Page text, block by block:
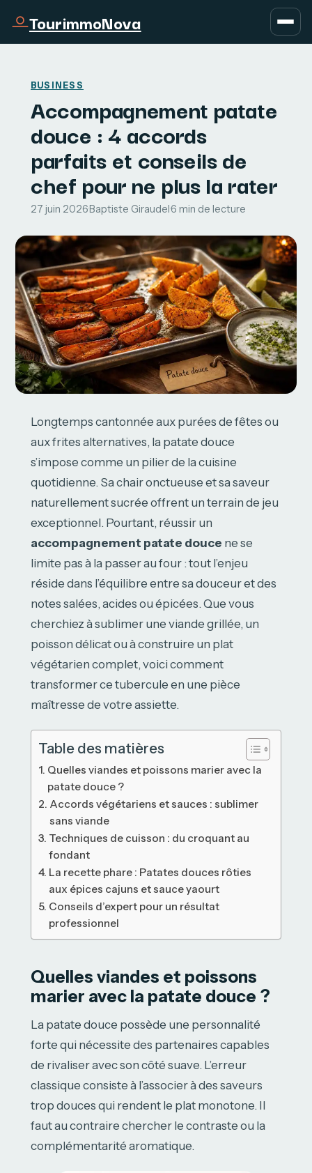
TourimmoNova
BUSINESS
Accompagnement patate
douce : 4 accords
parfaits et conseils de
chef pour ne plus la rater
27 juin 2026·Baptiste Giraudel·6 min de lecture
Longtemps cantonnée aux purées de fêtes ou
aux frites alternatives, la patate douce
s’impose comme un pilier de la cuisine
quotidienne. Sa chair onctueuse et sa saveur
naturellement sucrée offrent un terrain de jeu
exceptionnel. Pourtant, réussir un
accompagnement patate douce ne se
limite pas à la passer au four : tout l’enjeu
réside dans l’équilibre entre sa douceur et des
notes salées, acides ou épicées. Que vous
cherchiez à sublimer une viande grillée, un
poisson délicat ou à construire un plat
végétarien complet, voici comment
transformer ce tubercule en une pièce
maîtresse de votre assiette.
Table des matières
Quelles viandes et poissons marier avec la
patate douce ?
Accords végétariens et sauces : sublimer
sans viande
Techniques de cuisson : du croquant au
fondant
La recette phare : Patates douces rôties
aux épices cajuns et sauce yaourt
Conseils d’expert pour un résultat
professionnel
Quelles viandes et poissons
marier avec la patate douce ?
La patate douce possède une personnalité
forte qui nécessite des partenaires capables
de rivaliser avec son côté suave. L’erreur
classique consiste à l’associer à des saveurs
trop douces qui rendent le plat monotone. Il
faut au contraire chercher le contraste ou la
complémentarité aromatique.